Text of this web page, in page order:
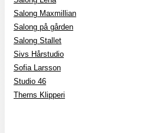
Salong Maxmillian
Salong på gården
Salong Stallet
Sivs Hårstudio
Sofia Larsson
Studio 46
Therns Klipperi